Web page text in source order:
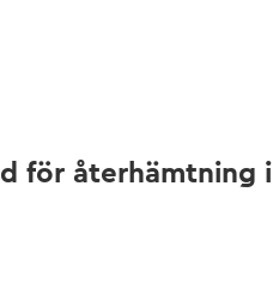
för återhämtning i